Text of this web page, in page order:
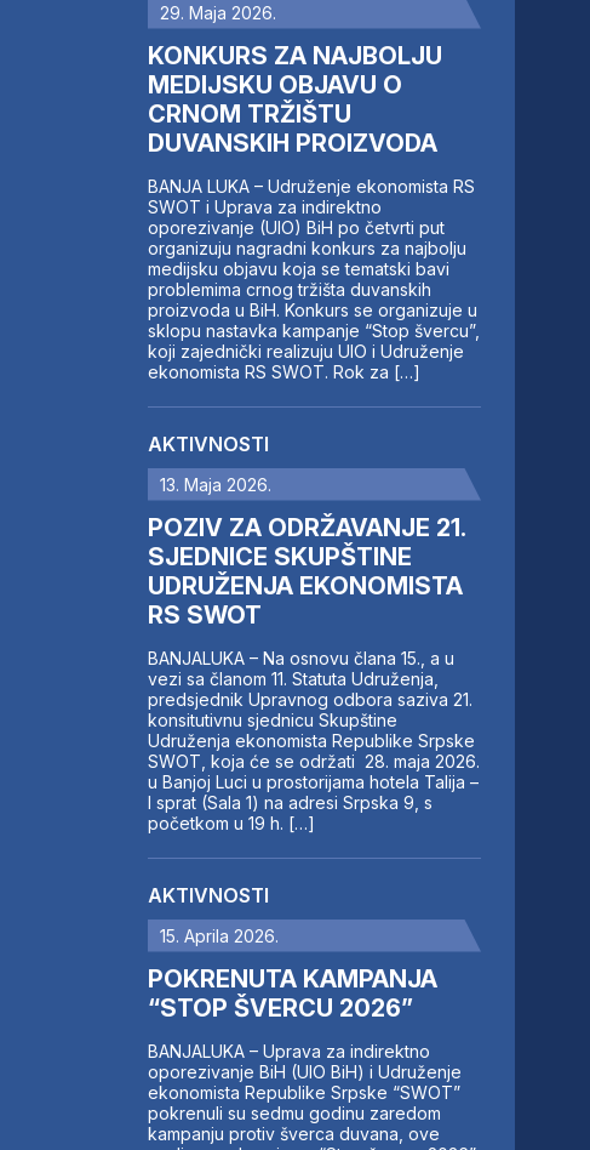
29. Maja 2026.
KONKURS ZA NAJBOLJU
MEDIJSKU OBJAVU O
CRNOM TRŽIŠTU
DUVANSKIH PROIZVODA
BANJA LUKA – Udruženje ekonomista RS
SWOT i Uprava za indirektno
oporezivanje (UIO) BiH po četvrti put
organizuju nagradni konkurs za najbolju
medijsku objavu koja se tematski bavi
problemima crnog tržišta duvanskih
proizvoda u BiH. Konkurs se organizuje u
sklopu nastavka kampanje “Stop švercu”,
koji zajednički realizuju UIO i Udruženje
ekonomista RS SWOT. Rok za […]
AKTIVNOSTI
13. Maja 2026.
POZIV ZA ODRŽAVANJE 21.
SJEDNICE SKUPŠTINE
UDRUŽENJA EKONOMISTA
RS SWOT
BANJALUKA – Na osnovu člana 15., a u
vezi sa članom 11. Statuta Udruženja,
predsjednik Upravnog odbora saziva 21.
konsitutivnu sjednicu Skupštine
Udruženja ekonomista Republike Srpske
SWOT, koja će se održati 28. maja 2026.
u Banjoj Luci u prostorijama hotela Talija –
I sprat (Sala 1) na adresi Srpska 9, s
početkom u 19 h. […]
AKTIVNOSTI
15. Aprila 2026.
POKRENUTA KAMPANJA
“STOP ŠVERCU 2026”
BANJALUKA – Uprava za indirektno
oporezivanje BiH (UIO BiH) i Udruženje
ekonomista Republike Srpske “SWOT”
pokrenuli su sedmu godinu zaredom
kampanju protiv šverca duvana, ove